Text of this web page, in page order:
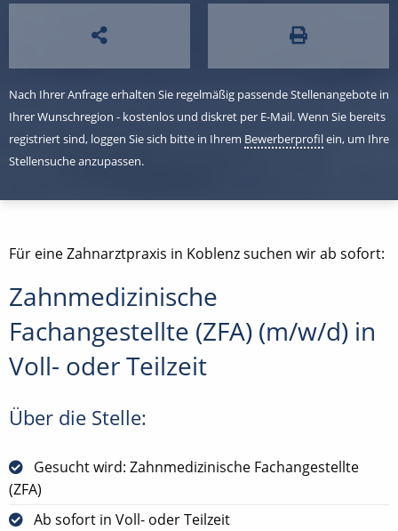
Nach Ihrer Anfrage erhalten Sie regelmäßig passende Stellenangebote in
Ihrer Wunschregion - kostenlos und diskret per E-Mail. Wenn Sie bereits
registriert sind, loggen Sie sich bitte in Ihrem Bewerberprofilein, um Ihre
Stellensuche anzupassen.
Für eine Zahnarztpraxis in Koblenz suchen wir ab sofort:
Zahnmedizinische
Fachangestellte (ZFA) (m/w/d) in
Voll- oder Teilzeit
Über die Stelle:
Gesucht wird: Zahnmedizinische Fachangestellte
(ZFA)
Ab sofort in Voll- oder Teilzeit